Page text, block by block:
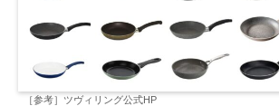
［参考］ツヴィリング公式HP